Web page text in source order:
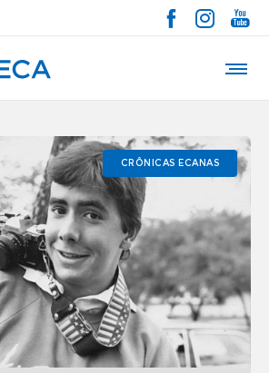
CRÔNICAS ECANAS